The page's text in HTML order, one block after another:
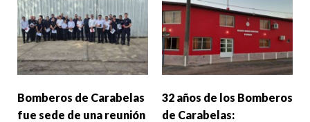
Bomberos de Carabelas
fue sede de una reunión
32 años de los Bomberos
de Carabelas: